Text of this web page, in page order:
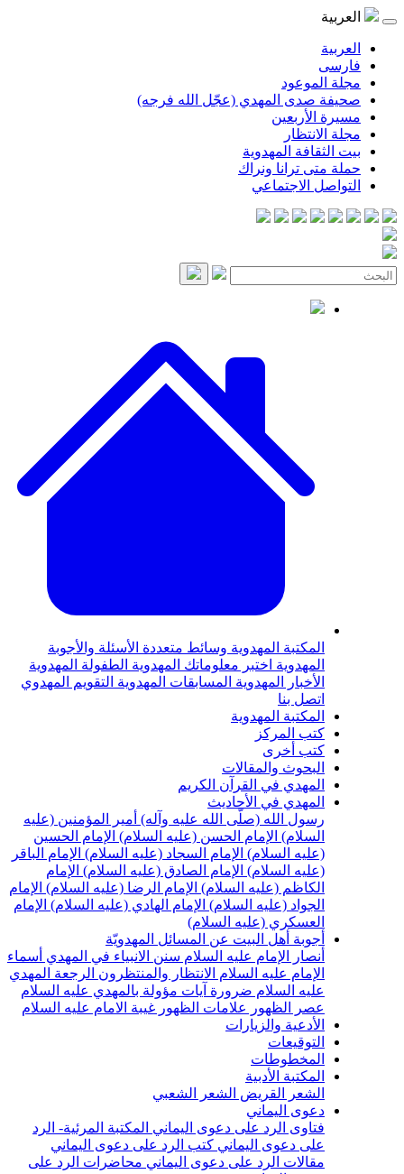
المهدي (عجّل الله فرجه)
المهدوية
ترانا ونراك
الاجتماعي
المهدويةوسائط متعددةالأسئلة والأجوبة
اختبر معلوماتك المهدويةالطفولة المهدوية
المهدويةالمسابقات المهدويةالتقويم المهدوي
المهدوية
والمقالات
في القرآن الكريم
في الأحاديث
الله (صلّى الله عليه وآله) أمير المؤمنين (عليه
الإمام الحسن (عليه السلام) الإمام الحسين
الإمام السجاد (عليه السلام) الإمام الباقر
الإمام الصادق (عليه السلام) الإمام
(عليه السلام) الإمام الرضا (عليه السلام) الإمام
(عليه السلام) الإمام الهادي (عليه السلام) الإمام
(عليه السلام)
أهل البيت عن المسائل المهدويّة
الإمام عليه السلامسنن الانبياء في المهديأسماء
عليه السلامالانتظار والمنتظرونالرجعةالمهدي
السلام ضرورة آيات مؤولة بالمهدي عليه السلام
علامات الظهورغيبة الامام عليه السلام
والزيارات
الأدبية
الشعر الشعبي
اليماني
الرد على دعوى اليماني المكتبة المرئية- الرد
دعوى اليماني كتب الرد على دعوى اليماني
الرد على دعوى اليماني محاضرات الرد على